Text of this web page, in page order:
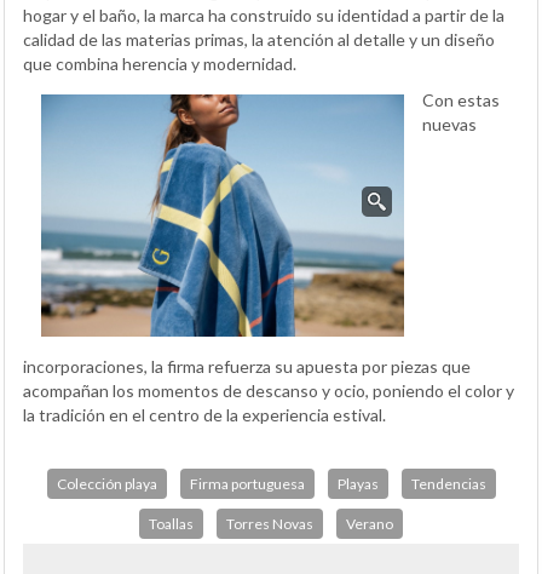
hogar y el baño, la marca ha construido su identidad a partir de la
calidad de las materias primas, la atención al detalle y un diseño
que combina herencia y modernidad.
Con estas
nuevas
incorporaciones, la firma refuerza su apuesta por piezas que
acompañan los momentos de descanso y ocio, poniendo el color y
la tradición en el centro de la experiencia estival.
Colección playa Firma portuguesa Playas Tendencias
Toallas Torres Novas Verano